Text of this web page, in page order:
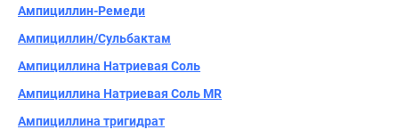
Ампициллин-Ремеди
Ампициллин/Сульбактам
Ампициллина Натриевая Соль
Ампициллина Натриевая Соль MR
Ампициллина тригидрат